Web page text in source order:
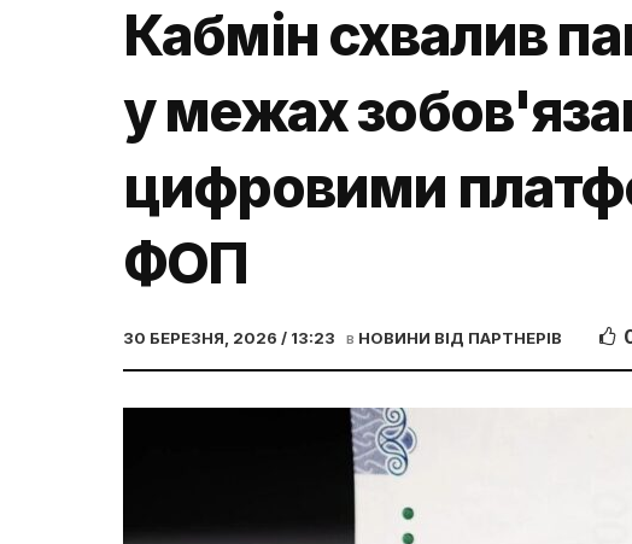
Кабмін схвалив
у межах
цифровими
ФОП
30 БЕРЕЗНЯ, 2026 / 13:23 в НОВИНИ ВІД ПАРТНЕРІВ